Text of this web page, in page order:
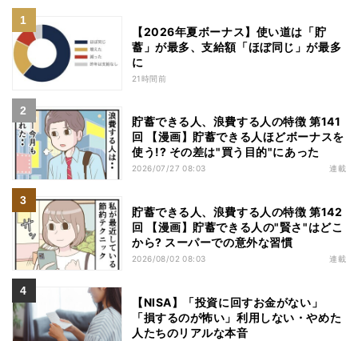
【2026年夏ボーナス】使い道は「貯
蓄」が最多、支給額「ほぼ同じ」が最多
に
21時間前
貯蓄できる人、浪費する人の特徴 第141
回 【漫画】貯蓄できる人ほどボーナスを
使う!? その差は"買う目的"にあった
2026/07/27 08:03 連載
貯蓄できる人、浪費する人の特徴 第142
回 【漫画】貯蓄できる人の"賢さ"はどこ
から? スーパーでの意外な習慣
2026/08/02 08:03 連載
【NISA】「投資に回すお金がない」
「損するのが怖い」利用しない・やめた
人たちのリアルな本音